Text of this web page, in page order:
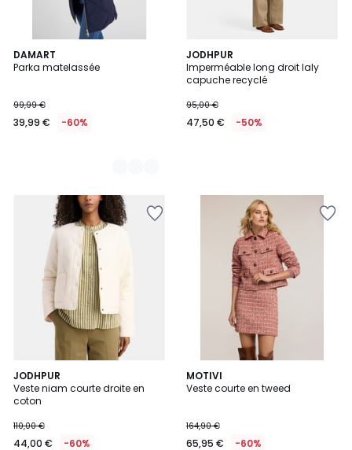
DAMART
Parka matelassée
99,99 €
39,99 € -60%
2
Couleurs
JODHPUR
Imperméable long droit laly
capuche recyclé
95,00 €
47,50 € -50%
JODHPUR
Veste niam courte droite en
coton
110,00 €
44,00 € -60%
3
/
5
MOTIVI
Veste courte en tweed
164,90 €
65,95 € -60%